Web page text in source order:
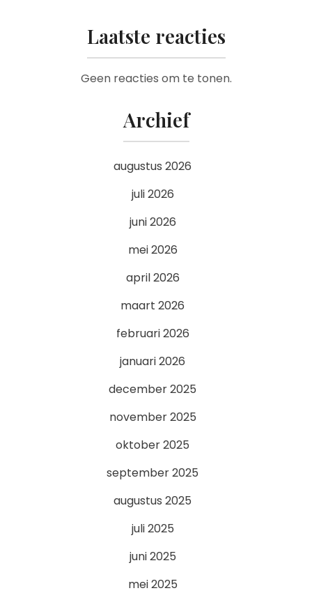
Laatste reacties
Geen reacties om te tonen.
Archief
augustus 2026
juli 2026
juni 2026
mei 2026
april 2026
maart 2026
februari 2026
januari 2026
december 2025
november 2025
oktober 2025
september 2025
augustus 2025
juli 2025
juni 2025
mei 2025